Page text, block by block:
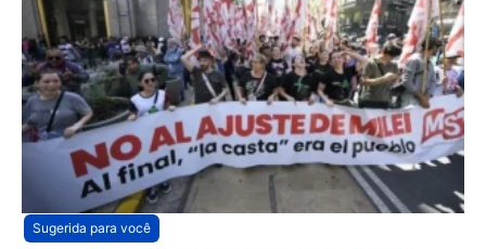
Sugerida para você